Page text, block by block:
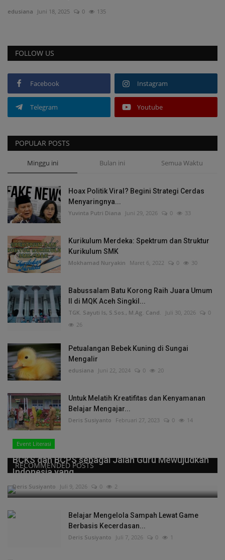
Cerita Anak
Reportase
Galleri
Audiobook
edusiana Juni 18, 2025 0 135
FOLLOW US
Facebook Instagram
Telegram Youtube
POPULAR POSTS
Minggu ini Bulan ini Semua Waktu
Hoax Politik Viral? Begini Strategi Cerdas
Menyaringnya...
Yuvinta Putri Diana Juni 29, 2026 0 33
Kurikulum Merdeka: Spektrum dan Struktur
Kurikulum SMK
Mokhamad Nuryakin Maret 6, 2022 0 30
Babussalam Batu Korong Raih Juara Umum
II di MQK Aceh Singkil...
TGK. Sayuti Is, S.Sos., M.Ag. Cand. Juli 30, 2026
0
26
Petualangan Bebek Kuning di Sungai
Mengalir
edusiana Juni 22, 2024 0 20
Untuk Melatih Kreatifitas dan Kenyamanan
Belajar Mengajar...
Deris Susiyanto Februari 27, 2023 0 14
RECOMMENDED POSTS
Event Literasi
BCKS dan BCPS sebagai Jalan Guru Mewujudkan
Indonesia yang...
Deris Susiyanto Juli 9, 2026 0 2
Belajar Mengelola Sampah Lewat Game
Berbasis Kecerdasan...
Deris Susiyanto Juli 7, 2026 0 1